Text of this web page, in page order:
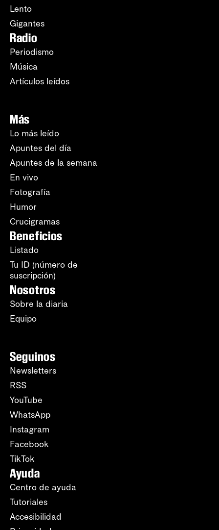
Lento
Gigantes
Radio
Periodismo
Música
Artículos leídos
Más
Lo más leído
Apuntes del día
Apuntes de la semana
En vivo
Fotografía
Humor
Crucigramas
Beneficios
Listado
Tu ID (número de
suscripción)
Nosotros
Sobre la diaria
Equipo
Seguinos
Newsletters
RSS
YouTube
WhatsApp
Instagram
Facebook
TikTok
Ayuda
Centro de ayuda
Tutoriales
Accesibilidad